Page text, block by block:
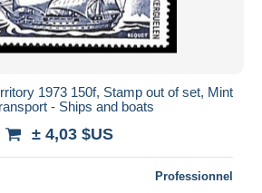
1973 150f, Stamp out of set, Mint
- Ships and boats
± 4,03 $US
Professionnel